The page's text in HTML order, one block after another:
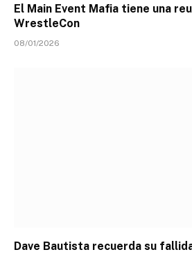
El Main Event Mafia tiene una
WrestleCon
08/01/2026
Dave Bautista recuerda su